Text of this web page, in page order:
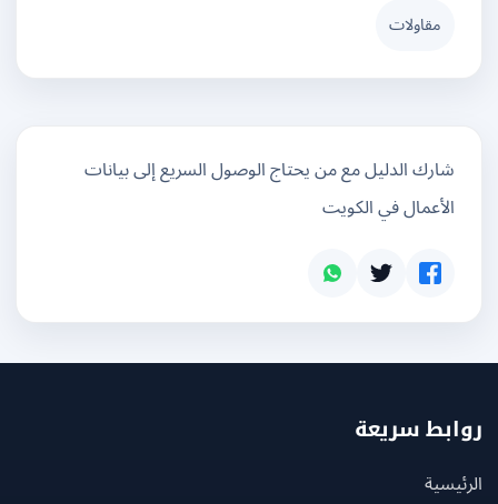
مقاولات
شارك الدليل مع من يحتاج الوصول السريع إلى بيانات
الأعمال في الكويت
سريعة